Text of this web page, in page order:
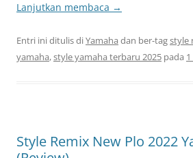
Lanjutkan membaca →
Entri ini ditulis diYamaha dan ber-tagstyle
yamaha,style yamaha terbaru 2025 pada
Style Remix New Plo 2022